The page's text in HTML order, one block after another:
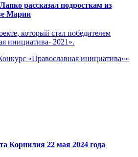
рассказал подросткам из
Марии
который стал победителем
инициатива- 2021».
«Православная инициатива»»
Корнилия 22 мая 2024 года